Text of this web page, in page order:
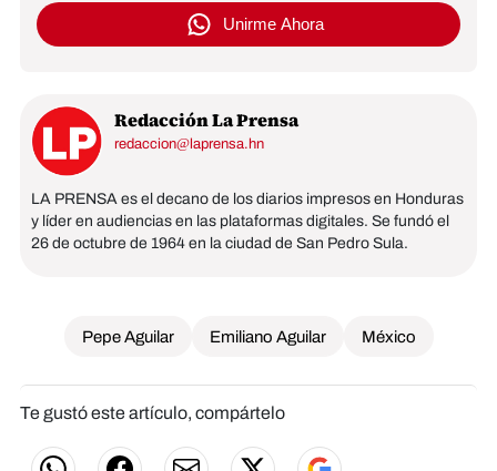
Unirme Ahora
Redacción La Prensa
redaccion@laprensa.hn
LA PRENSA es el decano de los diarios impresos en Honduras
y líder en audiencias en las plataformas digitales. Se fundó el
26 de octubre de 1964 en la ciudad de San Pedro Sula.
Pepe Aguilar Emiliano Aguilar México
Te gustó este artículo, compártelo